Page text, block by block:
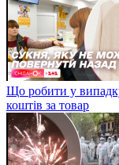
Що робити у
коштів за товар